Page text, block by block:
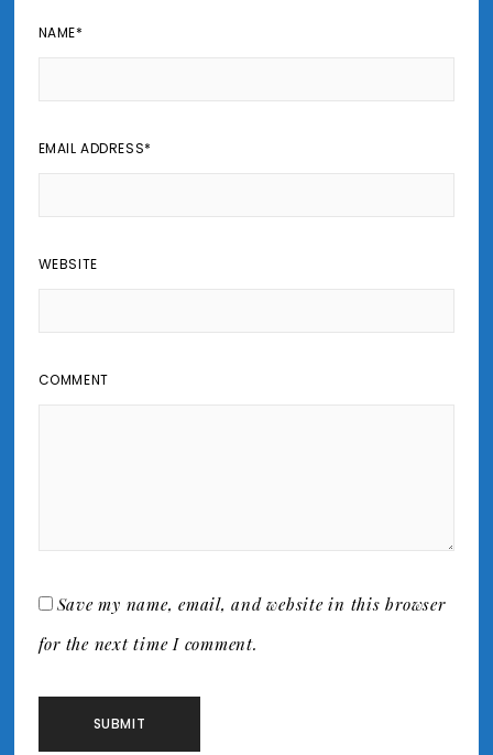
NAME*
EMAIL ADDRESS*
WEBSITE
COMMENT
Save my name, email, and website in this browser
for the next time I comment.